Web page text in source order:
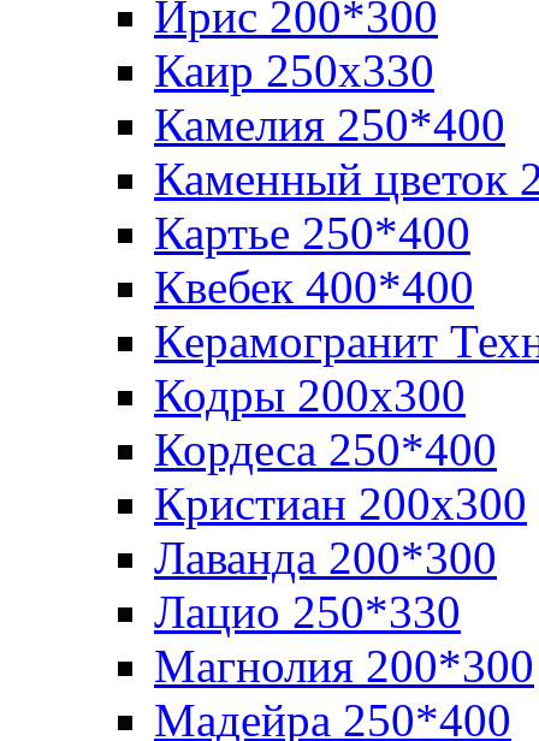
Ирис 200*300
Каир 250х330
Камелия 250*400
Каменный цветок
Картье 250*400
Квебек 400*400
Керамогранит
Кодры 200х300
Кордеса 250*400
Кристиан 200х300
Лаванда 200*300
Лацио 250*330
Магнолия 200*300
Мадейра 250*400